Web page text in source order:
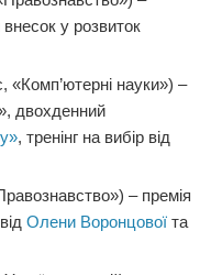
у розвиток
«Комп’ютерні науки») –
двохденний
, тренінг на вибір від
– премія
Олени Воронцової та